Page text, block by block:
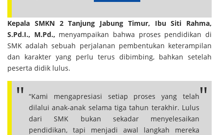
Kepala SMKN 2 Tanjung Jabung Timur, Ibu Siti Rahma,
S.Pd.I., M.Pd., menyampaikan bahwa proses pendidikan di
SMK adalah sebuah perjalanan pembentukan keterampilan
dan karakter yang perlu terus dibimbing, bahkan setelah
peserta didik lulus.
“Kami mengapresiasi setiap proses yang telah
dilalui anak-anak selama tiga tahun terakhir. Lulus
dari SMK bukan sekadar menyelesaikan
pendidikan, tapi menjadi awal langkah mereka